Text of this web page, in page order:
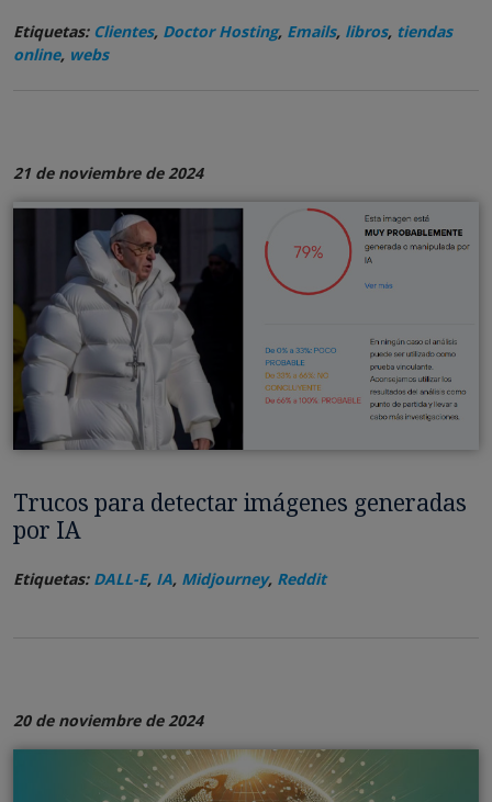
Etiquetas: Clientes, Doctor Hosting, Emails, libros, tiendas
online, webs
21 de noviembre de 2024
Trucos para detectar imágenes generadas
por IA
Etiquetas: DALL-E, IA, Midjourney, Reddit
20 de noviembre de 2024